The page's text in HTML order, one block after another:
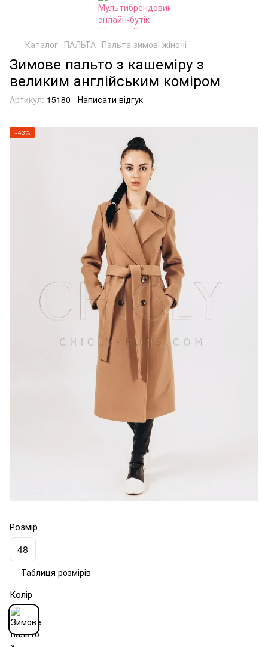
Каталог ПАЛЬТА Пальта зимові жіночі
Зимове пальто з кашеміру з
великим англійським коміром
Артикул: 15180 Написати відгук
−43%
Розмір
48
Таблиця розмірів
Колір